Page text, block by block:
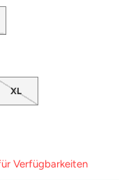
XL
Verfügbarkeiten